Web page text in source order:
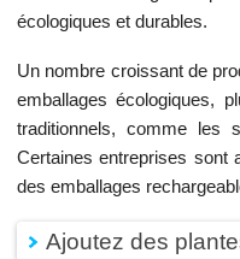
écologiques et durables.
Un nombre croissant de
emballages écologiques,
traditionnels, comme les
Certaines entreprises sont
des emballages
Ajoutez des